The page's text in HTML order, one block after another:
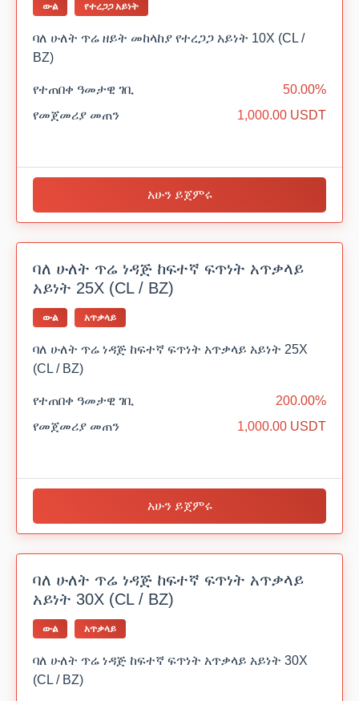
ውል የተረጋጋ አይነት
ባለ ሁለት ጥሬ ዘይት መከላከያ የተረጋጋ አይነት 10X (CL /
BZ)
የተጠበቀ ዓመታዊ ገቢ
50.00%
የመጀመሪያ መጠን
1,000.00 USDT
አሁን ይጀምሩ
ባለ ሁለት ጥሬ ነዳጅ ከፍተኛ ፍጥነት አጥቃላይ
አይነት 25X (CL / BZ)
ውል አጥቃላይ
ባለ ሁለት ጥሬ ነዳጅ ከፍተኛ ፍጥነት አጥቃላይ አይነት 25X
(CL / BZ)
የተጠበቀ ዓመታዊ ገቢ
200.00%
የመጀመሪያ መጠን
1,000.00 USDT
አሁን ይጀምሩ
ባለ ሁለት ጥሬ ነዳጅ ከፍተኛ ፍጥነት አጥቃላይ
አይነት 30X (CL / BZ)
ውል አጥቃላይ
ባለ ሁለት ጥሬ ነዳጅ ከፍተኛ ፍጥነት አጥቃላይ አይነት 30X
(CL / BZ)